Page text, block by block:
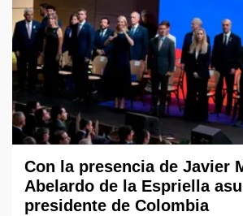
Con la presencia de Javier
Abelardo de la Espriella
presidente de Colombia